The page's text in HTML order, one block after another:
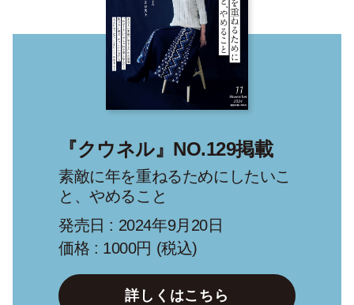
『クウネル』NO.129掲載
素敵に年を重ねるためにしたいこ
と、やめること
発売日 : 2024年9月20日
価格 : 1000円 (税込)
詳しくはこちら